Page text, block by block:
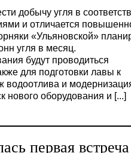
добычу угля в
и отличается
«Ульяновской»
угля в месяц.
будут проводиться
для подготовки лавы к
водоотлива и
нового оборудования и [...]
первая встреча